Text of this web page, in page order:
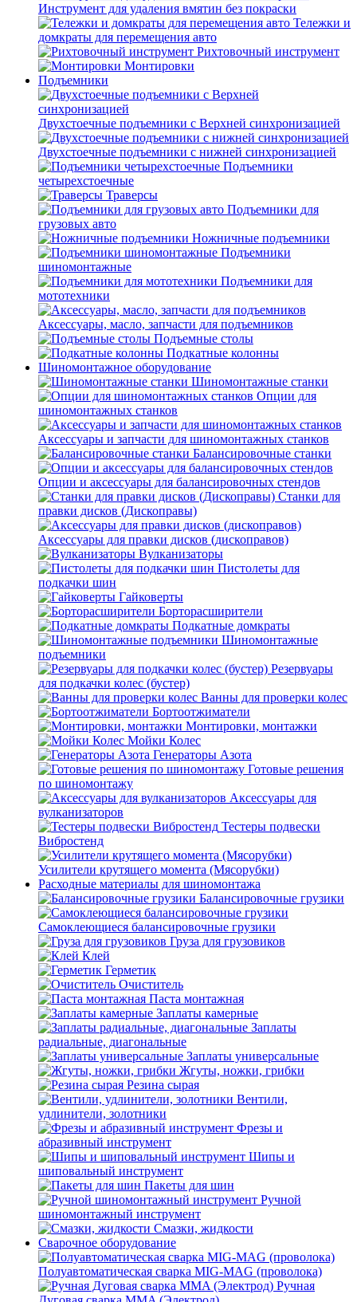
Инструмент для удаления вмятин без покраски
Тележки и
домкраты для перемещения авто
Рихтовочный инструмент
Монтировки
Подъемники
Двухстоечные подъемники с Верхней синхронизацией
Двухстоечные подъемники с нижней синхронизацией
Подъемники
четырехстоечные
Траверсы
Подъемники для
грузовых авто
Ножничные подъемники
Подъемники
шиномонтажные
Подъемники для
мототехники
Аксессуары, масло, запчасти для подъемников
Подъемные столы
Подкатные колонны
Шиномонтажное оборудование
Шиномонтажные станки
Опции для
шиномонтажных станков
Аксессуары и запчасти для шиномонтажных станков
Балансировочные станки
Опции и аксессуары для балансировочных стендов
Станки для
правки дисков (Дископравы)
Аксессуары для правки дисков (дископравов)
Вулканизаторы
Пистолеты для
подкачки шин
Гайковерты
Борторасширители
Подкатные домкраты
Шиномонтажные
подъемники
Резервуары
для подкачки колес (бустер)
Ванны для проверки колес
Бортоотжиматели
Монтировки, монтажки
Мойки Колес
Генераторы Азота
Готовые решения
по шиномонтажу
Аксессуары для
вулканизаторов
Тестеры подвески
Вибростенд
Усилители крутящего момента (Мясорубки)
Расходные материалы для шиномонтажа
Балансировочные грузики
Самоклеющиеся балансировочные грузики
Груза для грузовиков
Клей
Герметик
Очиститель
Паста монтажная
Заплаты камерные
Заплаты
радиальные, диагональные
Заплаты универсальные
Жгуты, ножки, грибки
Резина сырая
Вентили,
удлинители, золотники
Фрезы и
абразивный инструмент
Шипы и
шиповальный инструмент
Пакеты для шин
Ручной
шиномонтажный инструмент
Смазки, жидкости
Сварочное оборудование
Полуавтоматическая сварка MIG-MAG (проволока)
Ручная